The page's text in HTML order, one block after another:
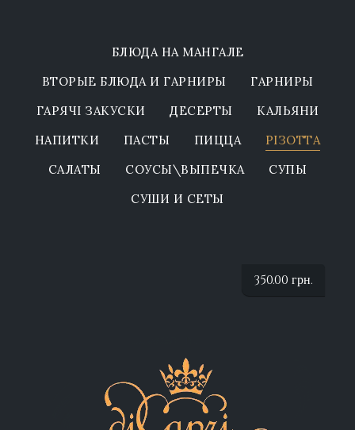
БЛЮДА НА МАНГАЛЕ
ВТОРЫЕ БЛЮДА И ГАРНИРЫ
ГАРНИРЫ
ГАРЯЧІ ЗАКУСКИ
ДЕСЕРТЫ
КАЛЬЯНИ
НАПИТКИ
ПАСТЫ ПИЦЦА
РІЗОТТА
САЛАТЫ
СОУСЫ\ВЫПЕЧКА
СУПЫ
СУШИ И СЕТЫ
350.00 грн.